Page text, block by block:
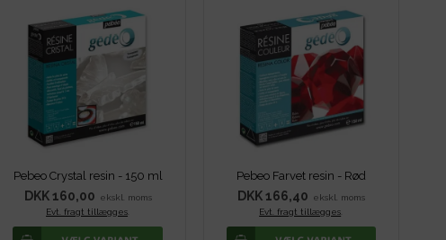
Pebeo Crystal resin - 150 ml
DKK 160,00
ekskl. moms
Evt. fragt tillægges
Pebeo Farvet resin - Rød
DKK 166,40
ekskl. moms
Evt. fragt tillægges